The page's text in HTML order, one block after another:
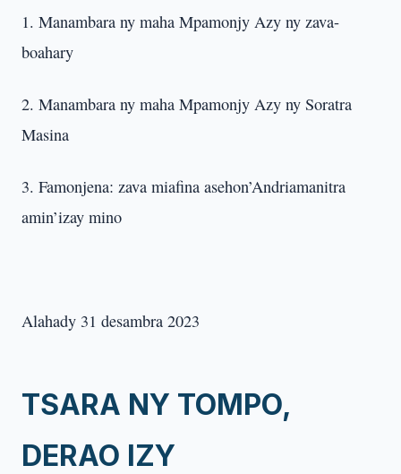
1. Manambara ny maha Mpamonjy Azy ny zava-
boahary
2. Manambara ny maha Mpamonjy Azy ny Soratra
Masina
3. Famonjena: zava miafina asehon’Andriamanitra
amin’izay mino
Alahady 31 desambra 2023
TSARA NY TOMPO,
DERAO IZY